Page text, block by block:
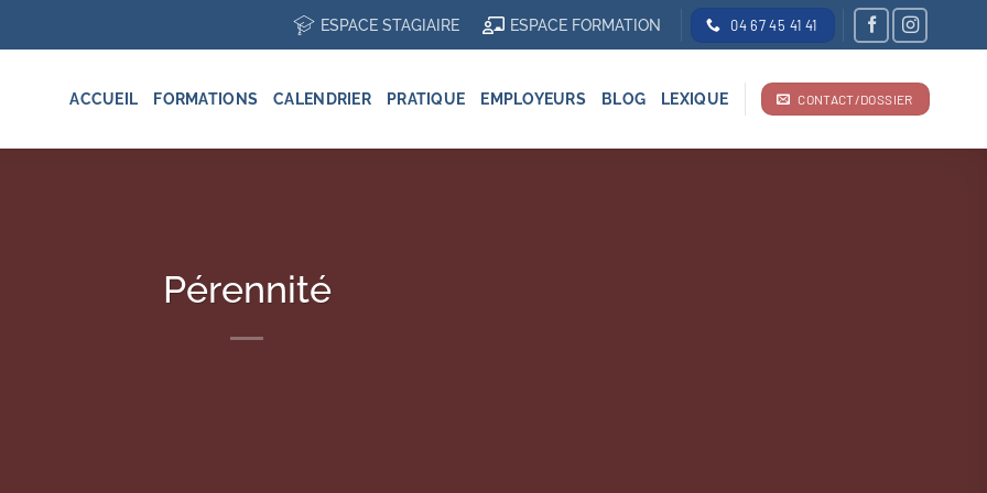
ESPACE STAGIAIRE ESPACE FORMATION 04 67 45 41 41
ACCUEIL FORMATIONS CALENDRIER PRATIQUE EMPLOYEURS BLOG LEXIQUE CONTACT/DOSSIER
Pérennité